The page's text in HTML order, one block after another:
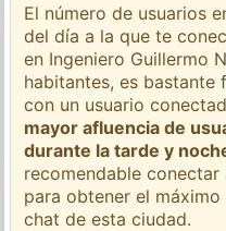
El número de usuarios
del día a la que te
en Ingeniero Guillermo
habitantes, es
con un usuario
mayor afluencia de
durante la tarde y
recomendable
para obtener el
chat de esta ciudad.